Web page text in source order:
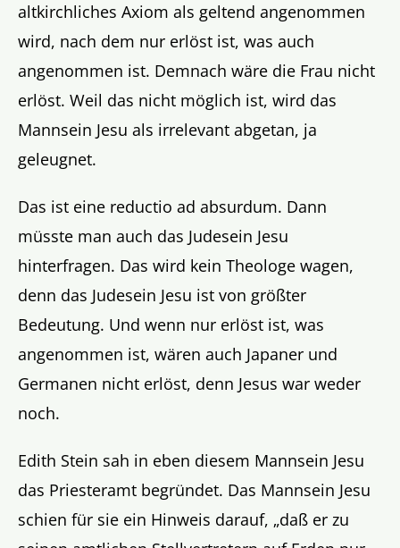
altkirchliches Axiom als geltend angenommen
wird, nach dem nur erlöst ist, was auch
angenommen ist. Demnach wäre die Frau nicht
erlöst. Weil das nicht möglich ist, wird das
Mannsein Jesu als irrelevant abgetan, ja
geleugnet.
Das ist eine reductio ad absurdum. Dann
müsste man auch das Judesein Jesu
hinterfragen. Das wird kein Theologe wagen,
denn das Judesein Jesu ist von größter
Bedeutung. Und wenn nur erlöst ist, was
angenommen ist, wären auch Japaner und
Germanen nicht erlöst, denn Jesus war weder
noch.
Edith Stein sah in eben diesem Mannsein Jesu
das Priesteramt begründet. Das Mannsein Jesu
schien für sie ein Hinweis darauf, „daß er zu